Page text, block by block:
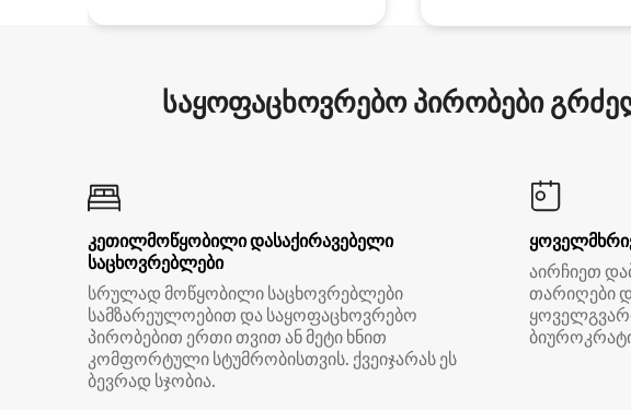
საყოფაცხოვრებო პირობები
კეთილმოწყობილი დასაქირავებელი
საცხოვრებლები
სრულად მოწყობილი საცხოვრებლები
სამზარეულოებით და საყოფაცხოვრებო
პირობებით ერთი თვით ან მეტი ხნით
კომფორტული სტუმრობისთვის. ქვეიჯარას ეს
ბევრად სჯობია.
აირჩიეთ
თარიღები